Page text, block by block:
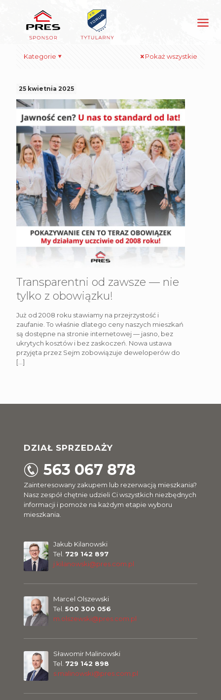
Kategorie Pokaż wszystkie
25 kwietnia 2025
Transparentni od zawsze — nie
tylko z obowiązku!
Już od 2008 roku stawiamy na przejrzystość i
zaufanie. To właśnie dlatego ceny naszych mieszkań
są dostępne na stronie internetowej — jasno, bez
ukrytych kosztów i bez zaskoczeń. Nowa ustawa
przyjęta przez Sejm zobowiązuje deweloperów do
[…]
DZIAŁ SPRZEDAŻY
563 067 878
Zainteresowany zakupem lub rezerwacją mieszkania?
Nasz zespół chętnie udzieli Ci wszystkich niezbędnych
informacji i pomoże na każdym etapie wyboru
mieszkania.
Jakub Kilanowski
Tel. 729 142 897
j.kilanowski@pres.com.pl
Marcel Olszewski
Tel. 500 300 056
m.olszewski@pres.com.pl
Sławomir Malinowski
Tel. 729 142 898
s.malinowski@pres.com.pl